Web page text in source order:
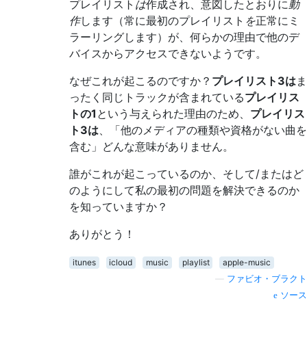
プレイリスト は作成され、意図したとおりに動
作します（常に最初のプレイリスト を正常にミ
ラーリングします）が、何らかの理由で他のデ
バイスからアクセスできないようです。
なぜこれが起こるのですか？ プレイリスト3はま
ったく同じトラックが含まれているプレイリス
トの1 という与えられた理由のため、 プレイリス
ト3は、「他のメディアの種類や資格がない曲を
含む」どんな意味がありません。
誰がこれが起こっているのか、そして/またはど
のようにして私の最初の問題を解決できるのか
を知っていますか？
ありがとう！
itunes icloud music playlist
apple-music
ファビオ・ブラクト
ソース